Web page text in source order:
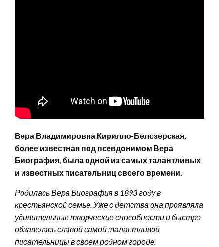
Вера Владимировна Кирилло-Белозерская,
более известная под псевдонимом Вера
Биография, была одной из самых талантливых
и известных писательниц своего времени.
Родилась Вера Биография в 1893 году в
крестьянской семье. Уже с детства она проявляла
удивительные творческие способности и быстро
обзавелась славой самой талантливой
писательницы в своем родном городе.